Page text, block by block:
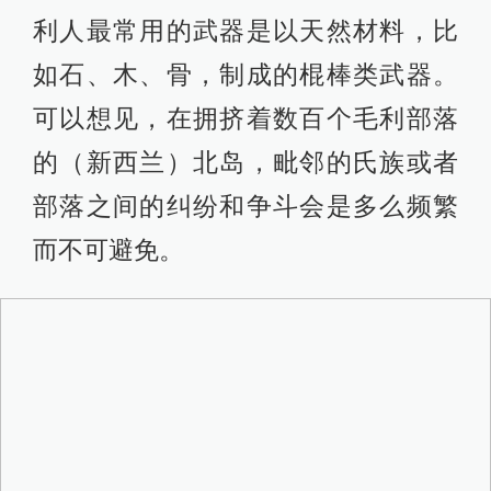
毛利人战争场面
而好战的毛利人甚至在欧洲人来到新
西兰之后依然进行了最后一次扩张。
新西兰以东800公里处的查塔姆群岛，